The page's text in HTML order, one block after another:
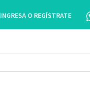
INGRESA O REGÍSTRATE